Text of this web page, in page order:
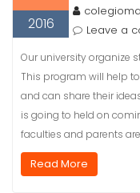
2016
Leave a
Our university organize
This program will help
and can share their
is going to held on
faculties and parents
Read More